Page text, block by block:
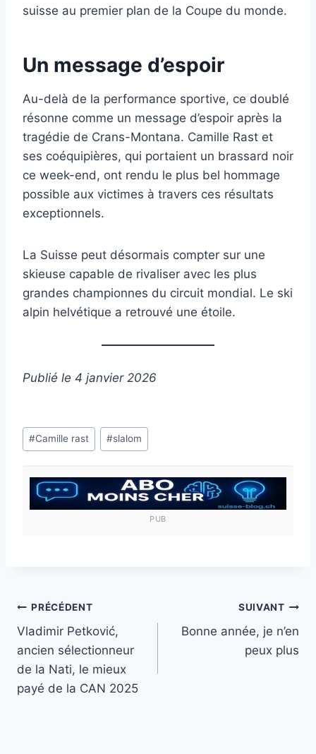
suisse au premier plan de la Coupe du monde.
Un message d’espoir
Au-delà de la performance sportive, ce doublé
résonne comme un message d’espoir après la
tragédie de Crans-Montana. Camille Rast et
ses coéquipières, qui portaient un brassard noir
ce week-end, ont rendu le plus bel hommage
possible aux victimes à travers ces résultats
exceptionnels.
La Suisse peut désormais compter sur une
skieuse capable de rivaliser avec les plus
grandes championnes du circuit mondial. Le ski
alpin helvétique a retrouvé une étoile.
Publié le 4 janvier 2026
Étiquettes
de
publication :
#Camille rast #slalom
PUB
Navigation
de
l’article
PRÉCÉDENT
Vladimir Petković,
ancien sélectionneur
de la Nati, le mieux
payé de la CAN 2025
SUIVANT
Bonne année, je n’en
peux plus